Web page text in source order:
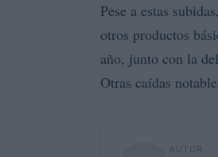
Pese a estas
otros productos
año, junto con la del
Otras caídas
AUTOR